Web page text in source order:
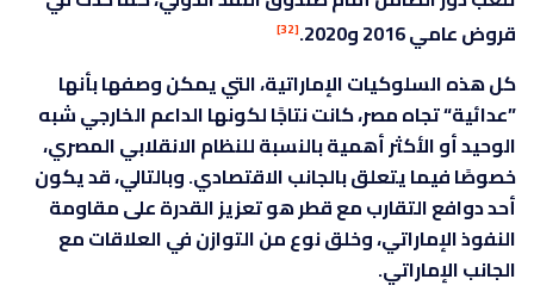
قروض عامي 2016 و2020.
[32]
كل هذه السلوكيات الإماراتية، التي يمكن وصفها بأنها
”عدائية“ تجاه مصر، كانت نتاجًا لكونها الداعم الخارجي شبه
الوحيد أو الأكثر أهمية بالنسبة للنظام الانقلابي المصري،
خصوصًا فيما يتعلق بالجانب الاقتصادي. وبالتالي، قد يكون
أحد دوافع التقارب مع قطر هو تعزيز القدرة على مقاومة
النفوذ الإماراتي، وخلق نوع من التوازن في العلاقات مع
الجانب الإماراتي.